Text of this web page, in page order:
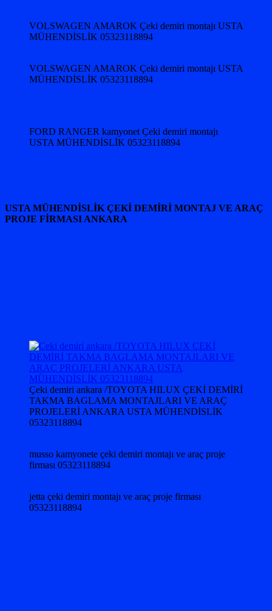
VOLSWAGEN AMAROK Çeki demiri montajı USTA
MÜHENDİSLİK 05323118894
VOLSWAGEN AMAROK Çeki demiri montajı USTA
MÜHENDİSLİK 05323118894
FORD RANGER kamyonet Çeki demiri montajı
USTA MÜHENDİSLİK 05323118894
USTA MÜHENDİSLİK ÇEKİ DEMİRİ MONTAJ VE ARAÇ
PROJE FİRMASI ANKARA
Çeki demiri ankara /TOYOTA HILUX ÇEKİ DEMİRİ
TAKMA BAGLAMA MONTAJLARI VE ARAÇ
PROJELERİ ANKARA USTA MÜHENDİSLİK
05323118894
musso kamyonete çeki demiri montajı ve araç proje
firması 05323118894
jetta çeki demiri montajı ve araç proje firması
05323118894